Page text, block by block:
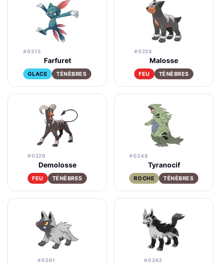
#0215
Farfuret
GLACE TÉNÈBRES
#0228
Malosse
FEU TÉNÈBRES
#0229
Demolosse
FEU TÉNÈBRES
#0248
Tyranocif
ROCHE TÉNÈBRES
#0261 #0262